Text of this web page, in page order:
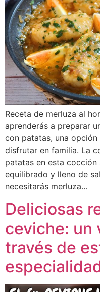
Receta de merluza al
aprenderás a preparar
con patatas, una
disfrutar en familia. La
patatas en esta
equilibrado y lleno de
necesitarás merluza…
Deliciosas
ceviche: un
través de